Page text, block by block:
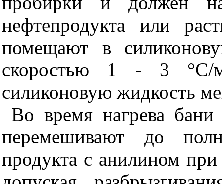
нефтепродукта или
помещают в
скоростью 1 - 3 °С/
силиконовую жидкость
Во время нагрева
перемешивают до
продукта с анилином